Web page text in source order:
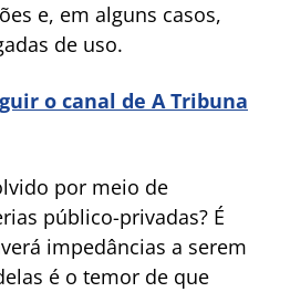
e, em alguns casos,
de uso.
o canal de A Tribuna
por meio de
público-privadas? É
impedâncias a serem
é o temor de que